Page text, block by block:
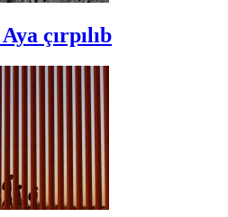
çırpılıb